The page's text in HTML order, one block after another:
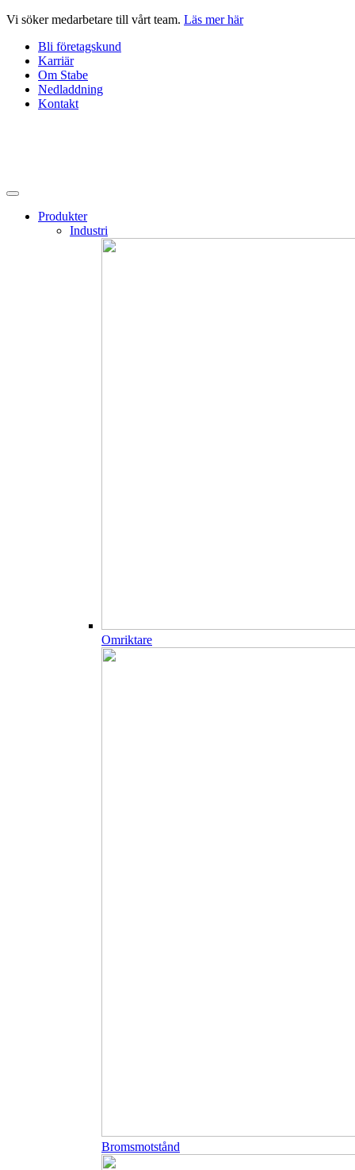
Hoppa
innehåll
Vi söker medarbetare till vårt team. Läs mer här
Bli företagskund
Karriär
Om Stabe
Nedladdning
Kontakt
Produkter
Industri
Omriktare
Bromsmotstånd